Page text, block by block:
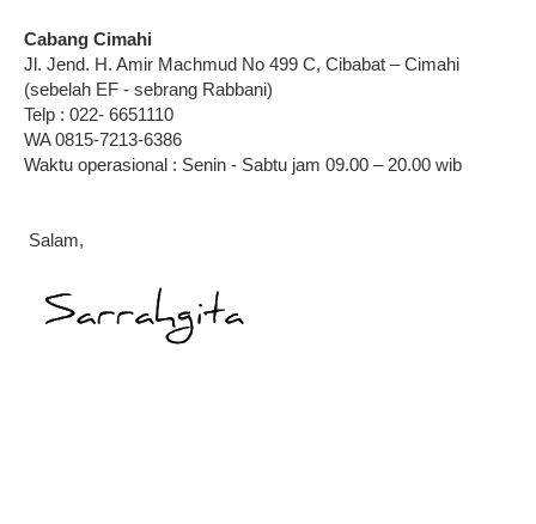
Cabang Cimahi
Jl. Jend. H. Amir Machmud No 499 C, Cibabat – Cimahi
(sebelah EF - sebrang Rabbani)
Telp : 022- 6651110
WA 0815-7213-6386
Waktu operasional : Senin - Sabtu jam 09.00 – 20.00 wib
Salam,